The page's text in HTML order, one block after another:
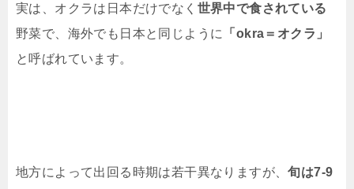
実は、オクラは日本だけでなく 世界中で食されている
野菜で、海外でも日本と同じように
「okra＝オクラ」
と呼ばれています。
地方によって出回る時期は若干異なりますが、旬は7-9